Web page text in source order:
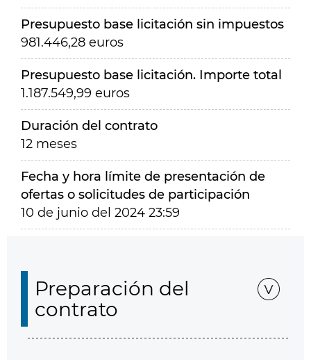
Presupuesto base licitación sin impuestos
981.446,28 euros
Presupuesto base licitación. Importe total
1.187.549,99 euros
Duración del contrato
12 meses
Fecha y hora límite de presentación de
ofertas o solicitudes de participación
10 de junio del 2024 23:59
Preparación del
contrato